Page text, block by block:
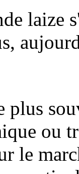
laize
plus
ou
le